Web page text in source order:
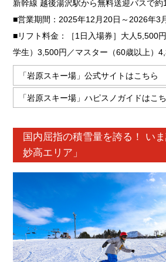
新幹線 越後湯沢駅から無料送迎バスで約
■営業期間：2025年12月20日～2026年3
■リフト料金：［1日入場券］大人5,500
学生）3,500円／マスター（60歳以上）
「岩原スキー場」公式サイトはこちら
「岩原スキー場」ハピスノガイドはこ
国内屈指の積雪量を誇る！ い
妙高エリア」